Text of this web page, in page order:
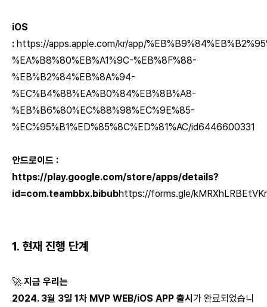
iOS
: https://apps.apple.com/kr/app/
%EA%B8%80%EB%A1%9C-%EB%8F%88-
%EB%B2%84%EB%8A%94-
%EC%B4%88%EA%B0%84%EB%8B%A8-
%EB%B6%80%EC%88%98%EC%9E%85-
%EC%95%B1%ED%85%8C%ED%81%AC/id6446600331
안드로이드 :
https://play.google.com/store/apps/details?
id=com.teambbx.bibubhttps://forms.gle/
1. 현재 진행 단계
🚀 지금 우리는
2024. 3월 3일 1차 MVP WEB/iOS APP 출시 가 완료되었습니